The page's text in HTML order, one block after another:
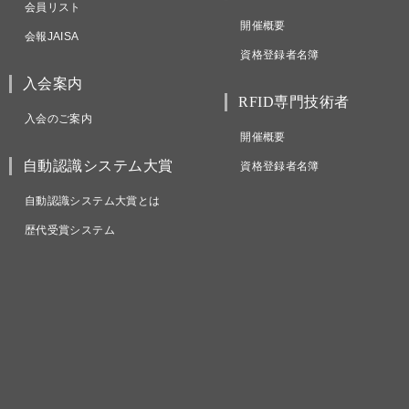
会員リスト
会報JAISA
入会案内
入会のご案内
自動認識システム大賞
自動認識システム大賞とは
歴代受賞システム
開催概要
資格登録者名簿
RFID専門技術者
開催概要
資格登録者名簿